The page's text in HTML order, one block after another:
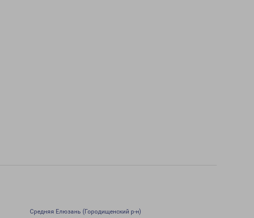
Средняя Елюзань (Городищенский р-н)